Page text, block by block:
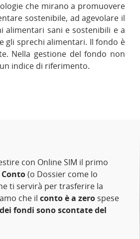
che mirano a promuovere
sostenibile, ad agevolare il
alimentari sani e sostenibili e a
gli sprechi alimentari. Il fondo è
Nella gestione del fondo non
indice di riferimento.
con Online SIM il primo
(o Dossier come lo
ti servirà per trasferire la
che il conto è a zero spese
fondi sono scontate del